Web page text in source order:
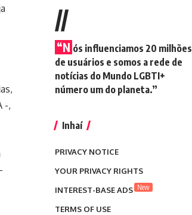
-,
//
“N ós influenciamos 20 milhões
de usuários e somos a rede de
notícias do Mundo LGBTI+
número um do planeta.”
Inhaí
PRIVACY NOTICE
YOUR PRIVACY RIGHTS
INTEREST-BASE ADS New
TERMS OF USE